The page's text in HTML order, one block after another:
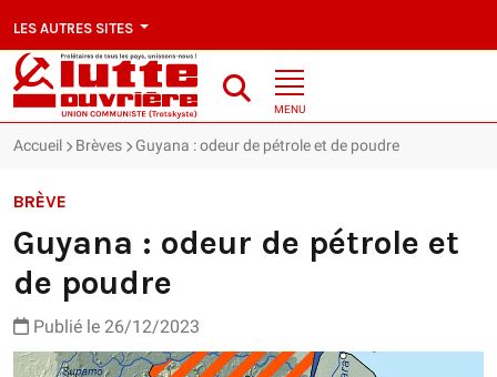
LES AUTRES SITES
MENU
Accueil Brèves Guyana : odeur de pétrole et de poudre
BRÈVE
Guyana : odeur de pétrole et
de poudre
Publié le 26/12/2023